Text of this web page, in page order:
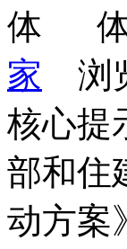
家 浏
核心提
部和住
动方案